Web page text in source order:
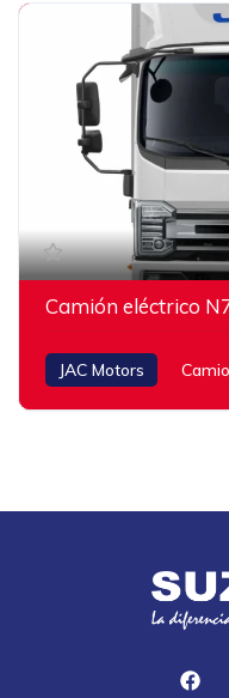
Camión eléctrico
JAC Motors